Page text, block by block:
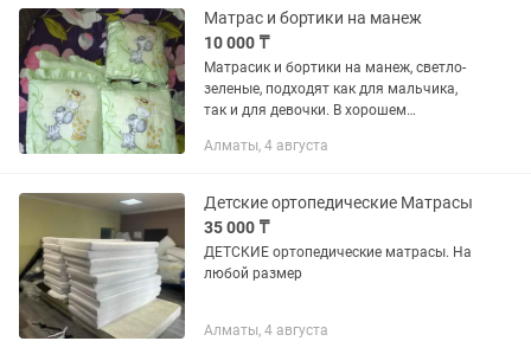
Матрас и бортики на манеж
10 000 ₸
Матрасик и бортики на манеж, светло-
зеленые, подходят как для мальчика,
так и для девочки. В хорошем
Мкр.Алтай-2
Алматы, 4 августа
Детские ортопедические Матрасы
35 000 ₸
ДЕТСКИЕ ортопедические матрасы. На
любой размер
Алматы, 4 августа